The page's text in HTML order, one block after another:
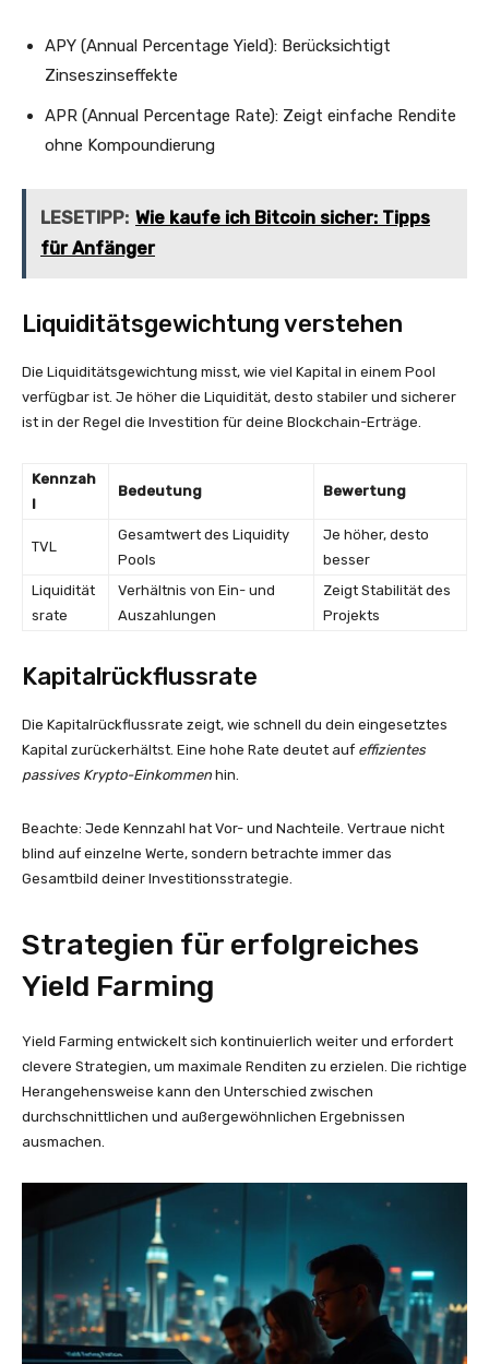
APY (Annual Percentage Yield): Berücksichtigt
Zinseszinseffekte
APR (Annual Percentage Rate): Zeigt einfache Rendite
ohne Kompoundierung
LESETIPP: Wie kaufe ich Bitcoin sicher: Tipps
für Anfänger
Liquiditätsgewichtung verstehen
Die Liquiditätsgewichtung misst, wie viel Kapital in einem Pool
verfügbar ist. Je höher die Liquidität, desto stabiler und sicherer
ist in der Regel die Investition für deine Blockchain-Erträge.
Kennzah
l
Bedeutung Bewertung
TVL
Gesamtwert des Liquidity
Pools
Je höher, desto
besser
Liquidität
srate
Verhältnis von Ein- und
Auszahlungen
Zeigt Stabilität des
Projekts
Kapitalrückflussrate
Die Kapitalrückflussrate zeigt, wie schnell du dein eingesetztes
Kapital zurückerhältst. Eine hohe Rate deutet auf effizientes
passives Krypto-Einkommen hin.
Beachte: Jede Kennzahl hat Vor- und Nachteile. Vertraue nicht
blind auf einzelne Werte, sondern betrachte immer das
Gesamtbild deiner Investitionsstrategie.
Strategien für erfolgreiches
Yield Farming
Yield Farming entwickelt sich kontinuierlich weiter und erfordert
clevere Strategien, um maximale Renditen zu erzielen. Die richtige
Herangehensweise kann den Unterschied zwischen
durchschnittlichen und außergewöhnlichen Ergebnissen
ausmachen.